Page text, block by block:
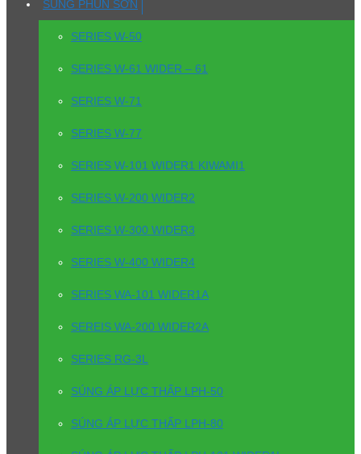
SÚNG PHUN SƠN
SERIES W-50
SERIES W-61 WIDER – 61
SERIES W-71
SERIES W-77
SERIES W-101 WIDER1 KIWAMI1
SERIES W-200 WIDER2
SERIES W-300 WIDER3
SERIES W-400 WIDER4
SERIES WA-101 WIDER1A
SEREIS WA-200 WIDER2A
SERIES RG-3L
SÚNG ÁP LỰC THẤP LPH-50
SÚNG ÁP LỰC THẤP LPH-80